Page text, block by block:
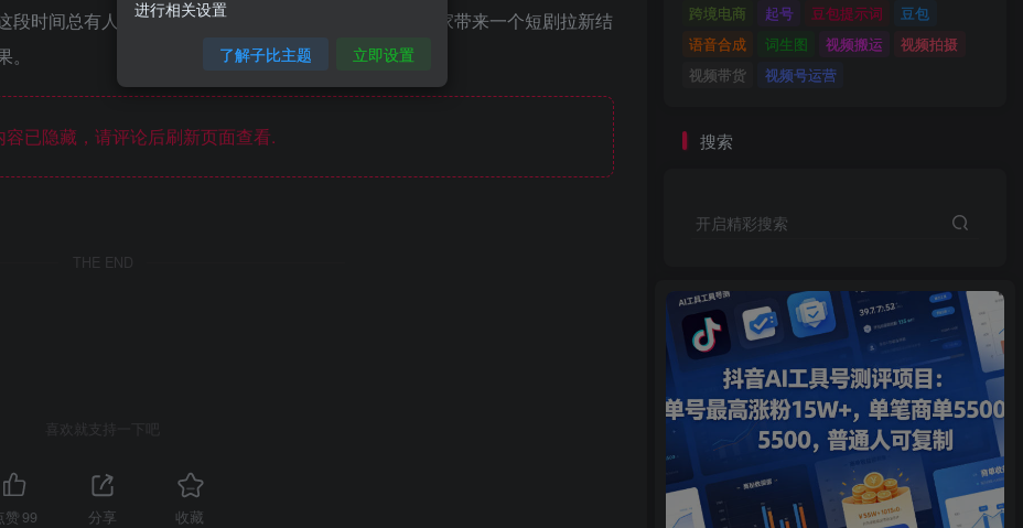
时间总有人跟我抱怨目前短剧拉新不好做，今天给大家带来一个短剧拉新结
容已隐藏，请评论后刷新页面查看.
THE END
喜欢就支持一下吧
赞 99 分享 收藏
跨境电商
起号 豆包提示词
豆包
语音合成
词生图 视频搬运
视频拍摄
视频带货
视频号运营
搜索
开启精彩搜索
进行相关设置
了解子比主题 立即设置